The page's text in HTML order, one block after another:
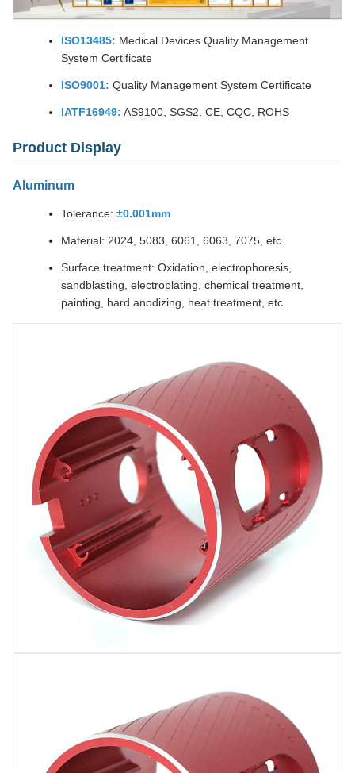
ISO13485: Medical Devices Quality Management
System Certificate
ISO9001: Quality Management System Certificate
IATF16949: AS9100, SGS2, CE, CQC, ROHS
Product Display
Aluminum
Tolerance: ±0.001mm
Material: 2024, 5083, 6061, 6063, 7075, etc.
Surface treatment: Oxidation, electrophoresis,
sandblasting, electroplating, chemical treatment,
painting, hard anodizing, heat treatment, etc.